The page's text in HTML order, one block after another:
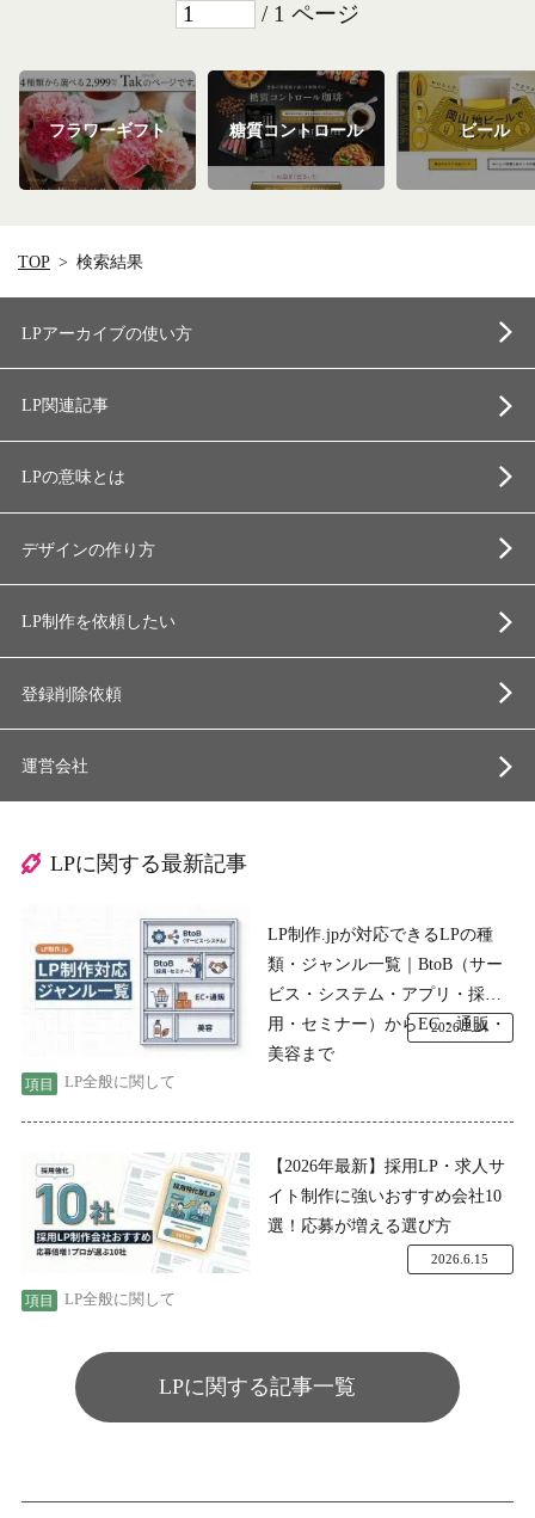
/ 1 ページ
フラワーギフト 糖質コントロール ビール
TOP 検索結果
LPアーカイブの使い方
LP関連記事
LPの意味とは
デザインの作り方
LP制作を依頼したい
登録削除依頼
運営会社
LPに関する最新記事
LP制作.jpが対応できるLPの種
類・ジャンル一覧｜BtoB（サー
ビス・システム・アプリ・採
用・セミナー）からEC・通販・
美容まで
LP全般に関して
2026.7.24
【2026年最新】採用LP・求人サ
イト制作に強いおすすめ会社10
選！応募が増える選び方
LP全般に関して
2026.6.15
LPに関する記事一覧